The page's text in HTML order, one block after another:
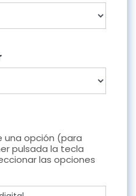
una opción (para
pulsada la tecla
las opciones